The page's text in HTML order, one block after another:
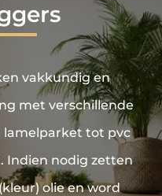
vakkundig en
met verschillende
lamelparket tot pvc
Indien nodig zetten
olie en word